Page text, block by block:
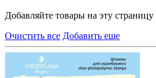
Добавляйте товары на эту
Очистить все Добавить еще